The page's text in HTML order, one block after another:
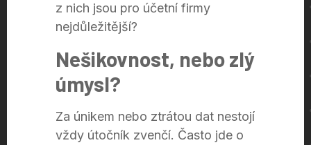
z nich jsou pro účetní firmy
nejdůležitější?
Nešikovnost, nebo zlý
úmysl?
Za únikem nebo ztrátou dat nestojí
vždy útočník zvenčí. Často jde o